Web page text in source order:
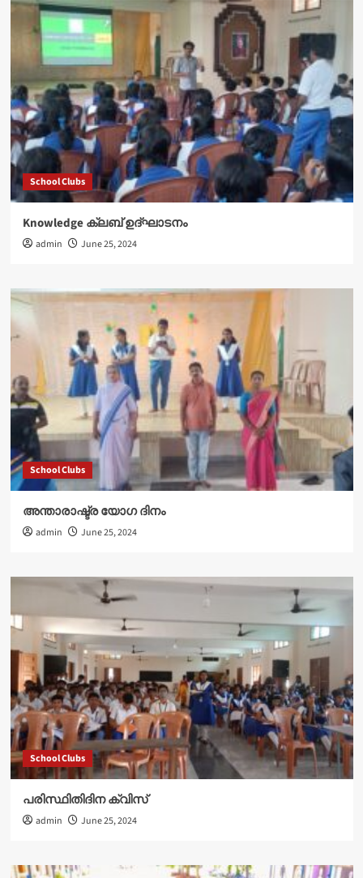
School Clubs
Knowledge ക്ലബ് ഉദ്‌ഘാടനം
admin June 25, 2024
School Clubs
അന്താരാഷ്ട്ര യോഗ ദിനം
admin June 25, 2024
School Clubs
പരിസ്ഥിതിദിന ക്വിസ്
admin June 25, 2024